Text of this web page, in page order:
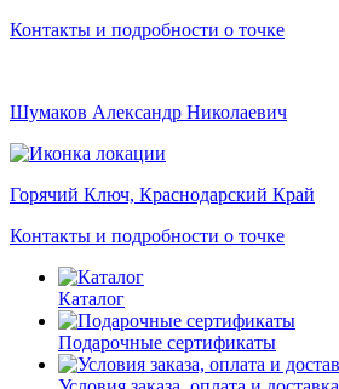
Контакты и подробности о точке
Шумаков Александр Николаевич
Горячий Ключ, Краснодарский Край
Контакты и подробности о точке
Каталог
Подарочные сертификаты